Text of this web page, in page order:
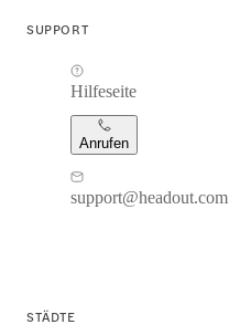
SUPPORT
Hilfeseite
Anrufen
support@headout.com
STÄDTE